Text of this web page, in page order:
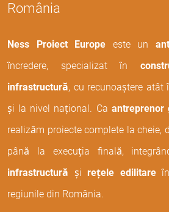
România
Ness Proiect Europe este un
încredere, specializat în
infrastructură, cu recunoaștere
și la nivel național. Ca antreprenor
realizăm proiecte complete la cheie,
până la execuția finală,
infrastructură și rețele edilitareîn
regiunile din România.